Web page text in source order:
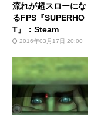
流れが超スローにな
るFPS『SUPERHO
T』：Steam
2016年03月17日 20:00